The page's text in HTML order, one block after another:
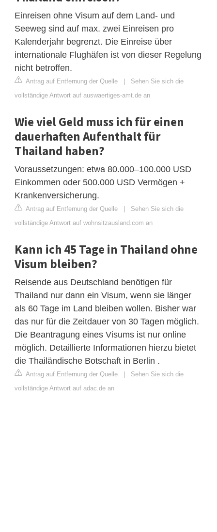
Einreisen ohne Visum auf dem Land- und
Seeweg sind auf max. zwei Einreisen pro
Kalenderjahr begrenzt. Die Einreise über
internationale Flughäfen ist von dieser Regelung
nicht betroffen.
Antrag auf Entfernung der Quelle | Sehen Sie sich die
vollständige Antwort auf auswaertiges-amt.de an
Wie viel Geld muss ich für einen
dauerhaften Aufenthalt für
Thailand haben?
Voraussetzungen: etwa 80.000–100.000 USD
Einkommen oder 500.000 USD Vermögen +
Krankenversicherung.
Antrag auf Entfernung der Quelle | Sehen Sie sich die
vollständige Antwort auf wohnsitzausland.com an
Kann ich 45 Tage in Thailand ohne
Visum bleiben?
Reisende aus Deutschland benötigen für
Thailand nur dann ein Visum, wenn sie länger
als 60 Tage im Land bleiben wollen. Bisher war
das nur für die Zeitdauer von 30 Tagen möglich.
Die Beantragung eines Visums ist nur online
möglich. Detaillierte Informationen hierzu bietet
die Thailändische Botschaft in Berlin .
Antrag auf Entfernung der Quelle | Sehen Sie sich die
vollständige Antwort auf adac.de an